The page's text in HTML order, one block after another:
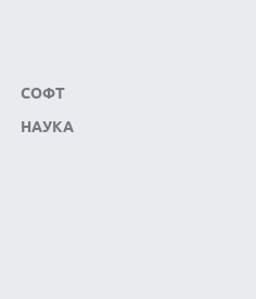
СОФТ
НАУКА